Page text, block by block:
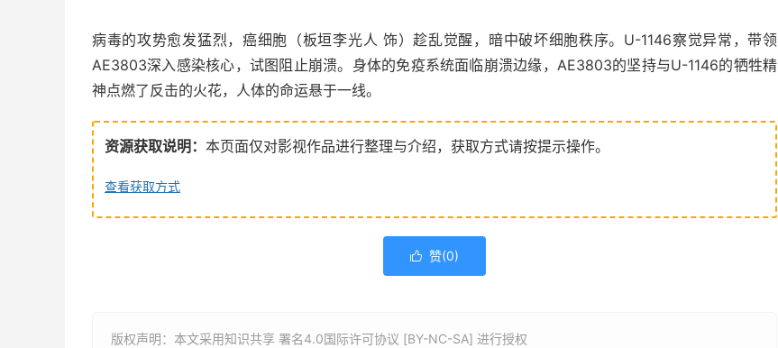
病毒的攻势愈发猛烈，癌细胞（板垣李光人 饰）趁乱觉醒，暗中破坏细胞秩序。U-1146察觉异常，带领
AE3803深入感染核心，试图阻止崩溃。身体的免疫系统面临崩溃边缘，AE3803的坚持与U-1146的牺牲精
神点燃了反击的火花，人体的命运悬于一线。
资源获取说明： 本页面仅对影视作品进行整理与介绍，获取方式请按提示操作。
查看获取方式
 赞(0)
版权声明：本文采用知识共享 署名4.0国际许可协议 [BY-NC-SA] 进行授权